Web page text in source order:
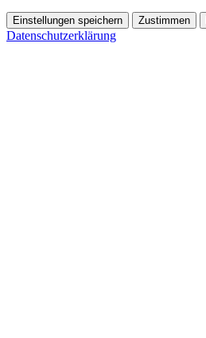
Einstellungen speichern Zustimmen
Datenschutzerklärung